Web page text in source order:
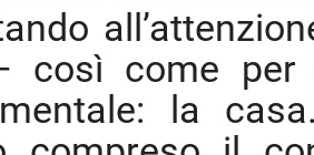
così come
la